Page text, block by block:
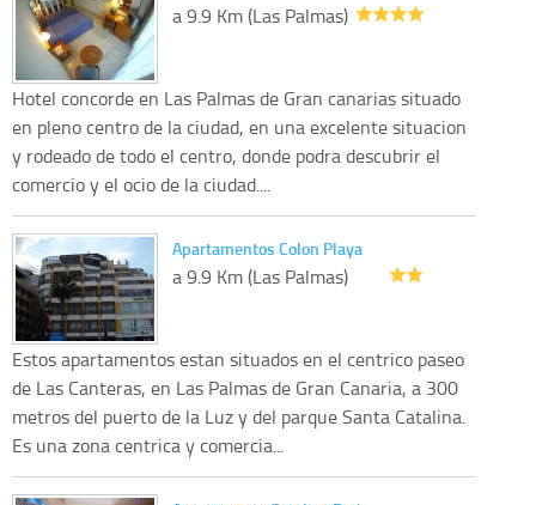
a 9.9 Km (Las Palmas)
Hotel concorde en Las Palmas de Gran canarias situado
en pleno centro de la ciudad, en una excelente situacion
y rodeado de todo el centro, donde podra descubrir el
comercio y el ocio de la ciudad....
Apartamentos Colon Playa
a 9.9 Km (Las Palmas)
Estos apartamentos estan situados en el centrico paseo
de Las Canteras, en Las Palmas de Gran Canaria, a 300
metros del puerto de la Luz y del parque Santa Catalina.
Es una zona centrica y comercia...